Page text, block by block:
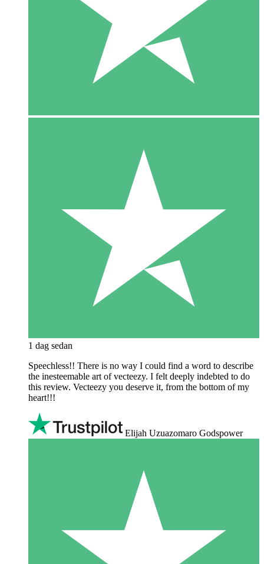
1 dag sedan
Speechless!! There is no way I could find a word to describe
the inesteemable art of vecteezy. I felt deeply indebted to do
this review. Vecteezy you deserve it, from the bottom of my
heart!!!
Elijah Uzuazomaro Godspower